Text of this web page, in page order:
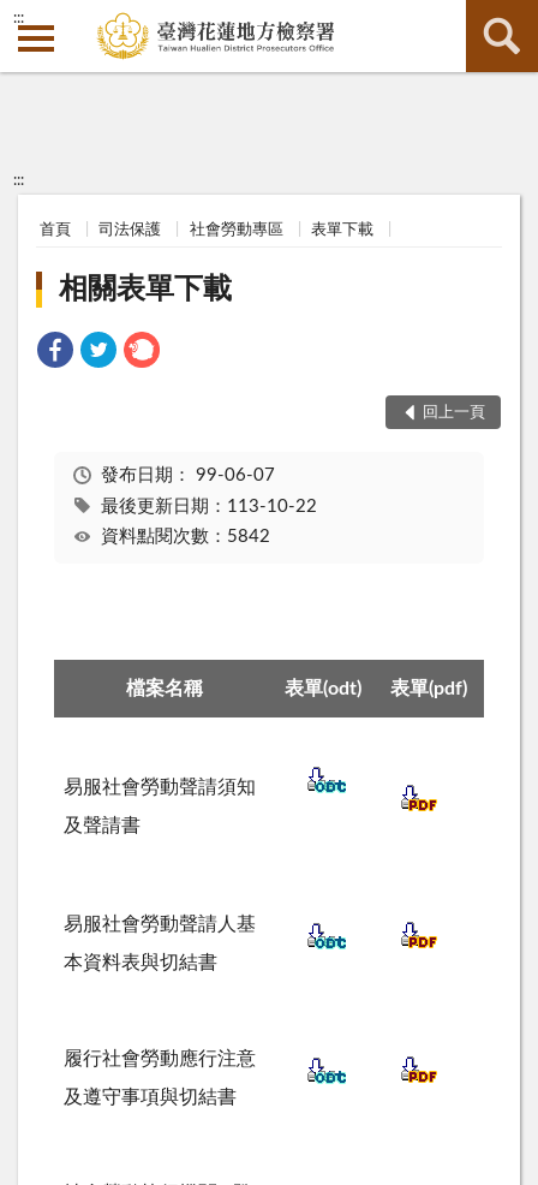
:::
:::
首頁 司法保護 社會勞動專區 表單下載
相關表單下載
回上一頁
發布日期： 99-06-07
最後更新日期：113-10-22
資料點閱次數：5842
檔案名稱 表單(odt) 表單(pdf)
易服社會勞動聲請須知
及聲請書
易服社會勞動聲請人基
本資料表與切結書
履行社會勞動應行注意
及遵守事項與切結書